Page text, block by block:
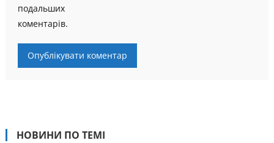
подальших
коментарів.
НОВИНИ ПО ТЕМІ